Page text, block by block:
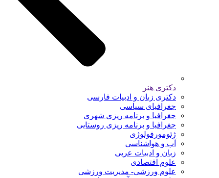
دکتری هنر
دکتری زبان و ادبیات فارسی
جغرافیای سیاسی
جغرافیا و برنامه ریزی شهری
جغرافیا و برنامه ریزی روستایی
ژئومورفولوژی
آب و هواشناسی
زبان و ادبیات عربی
علوم اقتصادی
علوم ورزشی- مدیریت ورزشی